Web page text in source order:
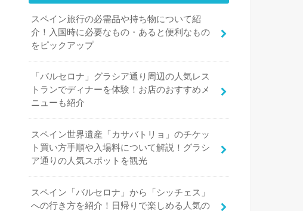
スペイン旅行の必需品や持ち物について紹
介！入国時に必要なもの・あると便利なもの
をピックアップ
「バルセロナ」グラシア通り周辺の人気レス
トランでディナーを体験！お店のおすすめメ
ニューも紹介
スペイン世界遺産「カサバトリョ」のチケッ
ト買い方手順や入場料について解説！グラシ
ア通りの人気スポットを観光
スペイン「バルセロナ」から「シッチェス」
への行き方を紹介！日帰りで楽しめる人気の